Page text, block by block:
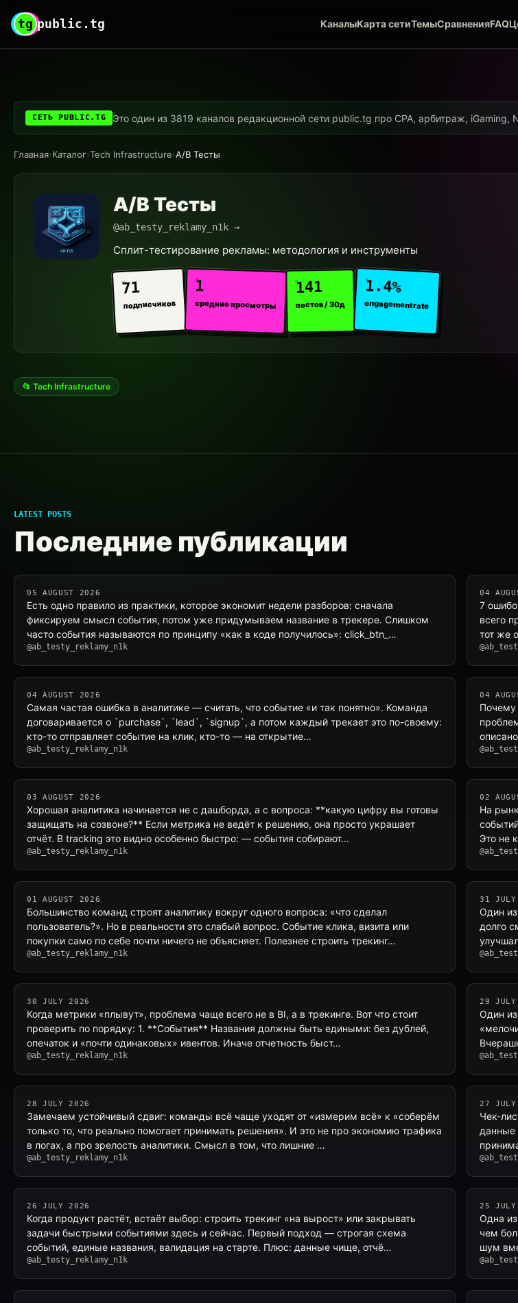
tg public.tg КаналыКарта сетиТемыСравненияFAQ
СЕТЬ PUBLIC.TG Это один из 3819 каналов редакционной сети public.tg про CPA, арбитраж,
Главная›Каталог›Tech Infrastructure›A/B Тесты
A/B Тесты
@ab_testy_reklamy_n1k →
Сплит-тестирование рекламы: методология и инструменты
71
подписчиков
1
средние просмотры
141
постов / 30д
1.4%
engagement rate
📂 Tech Infrastructure
LATEST POSTS
Последние публикации
05 AUGUST 2026
Есть одно правило из практики, которое экономит недели разборов: сначала
фиксируем смысл события, потом уже придумываем название в трекере. Слишком
часто события называются по принципу «как в коде получилось»: click_btn_…
@ab_testy_reklamy_n1k
04
7
всего
тот же
04 AUGUST 2026
Самая частая ошибка в аналитике — считать, что событие «и так понятно». Команда
договаривается о `purchase`, `lead`, `signup`, а потом каждый трекает это по-своему:
кто-то отправляет событие на клик, кто-то — на открытие…
@ab_testy_reklamy_n1k
04
Почему
03 AUGUST 2026
Хорошая аналитика начинается не с дашборда, а с вопроса: **какую цифру вы готовы
защищать на созвоне?** Если метрика не ведёт к решению, она просто украшает
отчёт. В tracking это видно особенно быстро: — события собирают…
@ab_testy_reklamy_n1k
02
На
Это не
01 AUGUST 2026
Большинство команд строят аналитику вокруг одного вопроса: «что сделал
пользователь?». Но в реальности это слабый вопрос. Событие клика, визита или
покупки само по себе почти ничего не объясняет. Полезнее строить трекинг…
@ab_testy_reklamy_n1k
31
Один
долго
30 JULY 2026
Когда метрики «плывут», проблема чаще всего не в BI, а в трекинге. Вот что стоит
проверить по порядку: 1. **События** Названия должны быть едиными: без дублей,
опечаток и «почти одинаковых» ивентов. Иначе отчетность быст…
@ab_testy_reklamy_n1k
29
Один
28 JULY 2026
Замечаем устойчивый сдвиг: команды всё чаще уходят от «измерим всё» к «соберём
только то, что реально помогает принимать решения». И это не про экономию трафика
в логах, а про зрелость аналитики. Смысл в том, что лишние …
@ab_testy_reklamy_n1k
27
Чек-
данные
26 JULY 2026
Когда продукт растёт, встаёт выбор: строить трекинг «на вырост» или закрывать
задачи быстрыми событиями здесь и сейчас. Первый подход — строгая схема
событий, единые названия, валидация на старте. Плюс: данные чище, отчё…
@ab_testy_reklamy_n1k
25
Одна
чем
шум